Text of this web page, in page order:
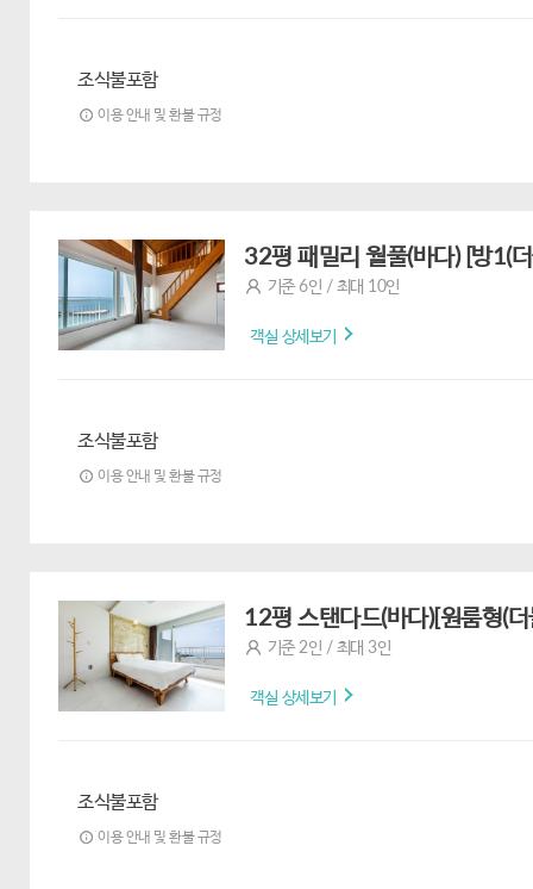
조식불포함
이용 안내 및 환불 규정
32평 패밀리 월풀(바다) [방1(
기준 6인 / 최대 10인
객실 상세보기
조식불포함
이용 안내 및 환불 규정
12평 스탠다드(바다)[원룸형(더
기준 2인 / 최대 3인
객실 상세보기
조식불포함
이용 안내 및 환불 규정